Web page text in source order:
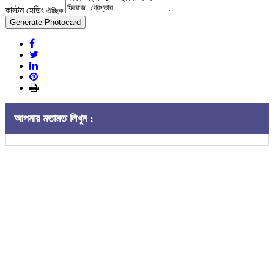
কাস্টম হেডিং ঐচ্ছিক
Generate Photocard
আপনার মতামত লিখুন :